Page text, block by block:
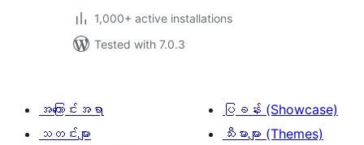
1,000+ active installations
Tested with 7.0.3
အကြောင်းအရာ
သတင်းများ
ပြခန်း (Showcase)
သီးမားများ (Themes)